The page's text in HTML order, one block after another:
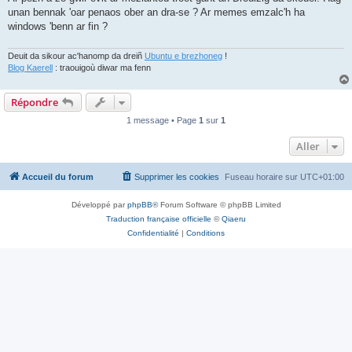
unan bennak 'oar penaos ober an dra-se ? Ar memes emzalc'h ha
windows 'benn ar fin ?
Deuit da sikour ac'hanomp da dreiñ Ubuntu e brezhoneg !
Blog Kaerell : traouigoù diwar ma fenn
Répondre
1 message • Page 1 sur 1
Aller
Accueil du forum Fuseau horaire sur UTC+01:00
Supprimer les cookies
Développé parphpBB® Forum Software © phpBB Limited
Traduction française officielle ©Qiaeru
Confidentialité | Conditions